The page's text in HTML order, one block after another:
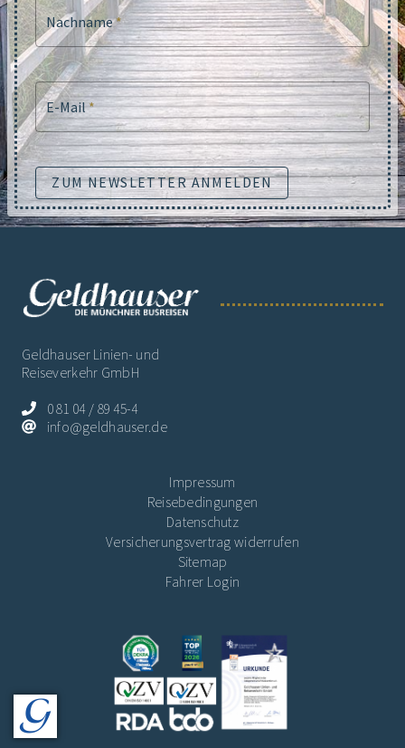
Nachname*
E-Mail*
ZUM NEWSLETTER ANMELDEN
Geldhauser Linien- und
Reiseverkehr GmbH
0 81 04 / 89 45-4
info@geldhauser.de
Impressum
Reisebedingungen
Datenschutz
Versicherungsvertrag widerrufen
Sitemap
Fahrer Login